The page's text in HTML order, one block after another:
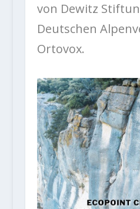
von Dewitz
Deutschen
Ortovox.